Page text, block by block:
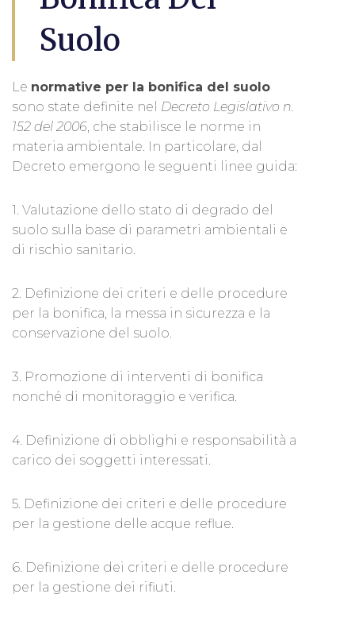
Suolo
Le normative per la bonifica del suolo
sono state definite nel Decreto Legislativo n.
152 del 2006, che stabilisce le norme in
materia ambientale. In particolare, dal
Decreto emergono le seguenti linee guida:
1. Valutazione dello stato di degrado del
suolo sulla base di parametri ambientali e
di rischio sanitario.
2. Definizione dei criteri e delle procedure
per la bonifica, la messa in sicurezza e la
conservazione del suolo.
3. Promozione di interventi di bonifica
nonché di monitoraggio e verifica.
4. Definizione di obblighi e responsabilità a
carico dei soggetti interessati.
5. Definizione dei criteri e delle procedure
per la gestione delle acque reflue.
6. Definizione dei criteri e delle procedure
per la gestione dei rifiuti.